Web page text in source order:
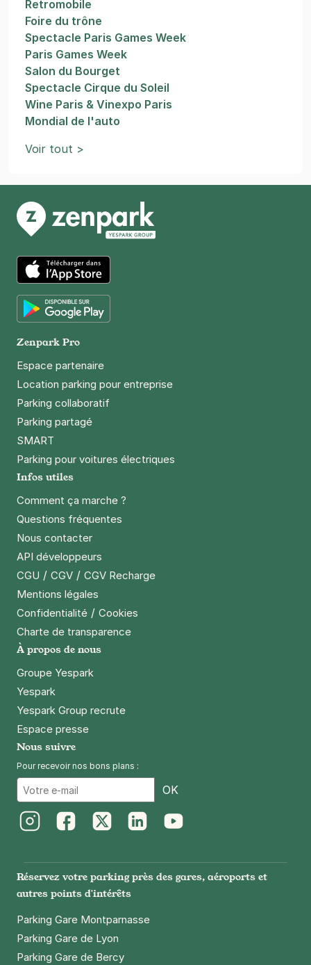
Retromobile
Foire du trône
Spectacle Paris Games Week
Paris Games Week
Salon du Bourget
Spectacle Cirque du Soleil
Wine Paris & Vinexpo Paris
Mondial de l'auto
Voir tout >
App Store
Zenpark Pro
Espace partenaire
Location parking pour entreprise
Parking collaboratif
Parking partagé
SMART
Parking pour voitures électriques
Infos utiles
Comment ça marche ?
Questions fréquentes
Nous contacter
API développeurs
CGU / CGV / CGV Recharge
Mentions légales
Confidentialité / Cookies
Charte de transparence
À propos de nous
Groupe Yespark
Yespark
Yespark Group recrute
Espace presse
Nous suivre
Pour recevoir nos bons plans :
OK
Réservez votre parking près des gares, aéroports et
autres points d'intérêts
Parking Gare Montparnasse
Parking Gare de Lyon
Parking Gare de Bercy